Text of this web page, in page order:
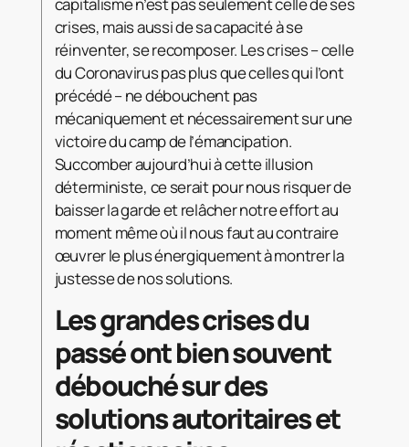
crises, mais aussi de sa capacité à se
réinventer, se recomposer. Les crises – celle
du Coronavirus pas plus que celles qui l’ont
précédé – ne débouchent pas
mécaniquement et nécessairement sur une
victoire du camp de l’émancipation.
Succomber aujourd’hui à cette illusion
déterministe, ce serait pour nous risquer de
baisser la garde et relâcher notre effort au
moment même où il nous faut au contraire
œuvrer le plus énergiquement à montrer la
justesse de nos solutions.
Les grandes crises du
passé ont bien souvent
débouché sur des
solutions autoritaires et